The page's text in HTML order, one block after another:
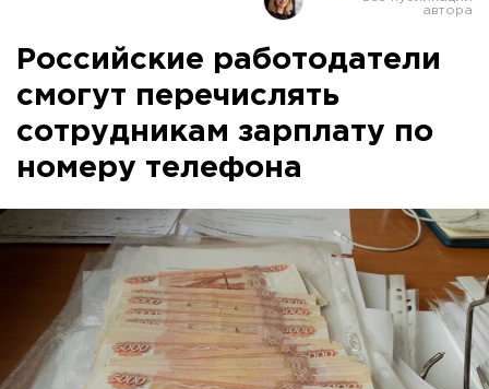
Оренбург
Российские работодатели
смогут перечислять
сотрудникам зарплату по
номеру телефона